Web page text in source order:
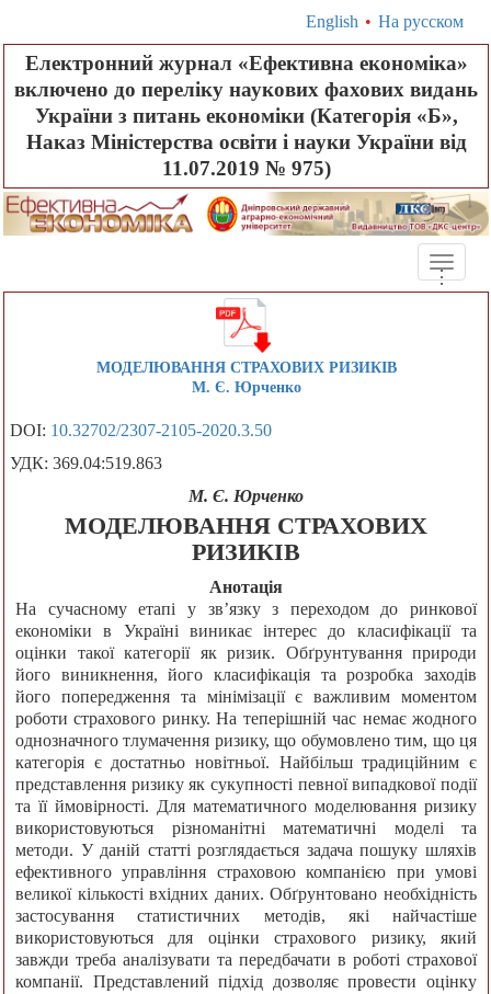
English • На русском
Електронний журнал «Ефективна економіка»
включено до переліку наукових фахових видань
України з питань економіки (Категорія «Б»,
Наказ Міністерства освіти і науки України від
11.07.2019 № 975)
Toggle
...
МОДЕЛЮВАННЯ СТРАХОВИХ РИЗИКІВ
М. Є. Юрченко
DOI: 10.32702/2307-2105-2020.3.50
УДК: 369.04:519.863
М. Є. Юрченко
МОДЕЛЮВАННЯ СТРАХОВИХ
РИЗИКІВ
Анотація
На сучасному етапі у зв’язку з переходом до ринкової
економіки в Україні виникає інтерес до класифікації та
оцінки такої категорії як ризик. Обґрунтування природи
його виникнення, його класифікація та розробка заходів
його попередження та мінімізації є важливим моментом
роботи страхового ринку. На теперішній час немає жодного
однозначного тлумачення ризику, що обумовлено тим, що ця
категорія є достатньо новітньої. Найбільш традиційним є
представлення ризику як сукупності певної випадкової події
та її ймовірності. Для математичного моделювання ризику
використовуються різноманітні математичні моделі та
методи. У даній статті розглядається задача пошуку шляхів
ефективного управління страховою компанією при умові
великої кількості вхідних даних. Обґрунтовано необхідність
застосування статистичних методів, які найчастіше
використовуються для оцінки страхового ризику, який
завжди треба аналізувати та передбачати в роботі страхової
компанії. Представлений підхід дозволяє провести оцінку